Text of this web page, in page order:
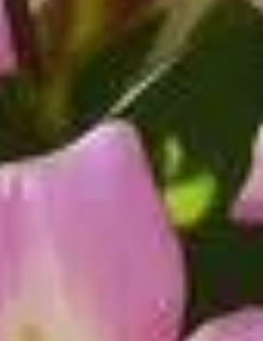
laurier-rose. Composé de
qu'il libère favorisent le
la structure du sol,
de votre laurier-rose.
optimal du sol. Il
En augmentant le taux
et parasites, garantissant